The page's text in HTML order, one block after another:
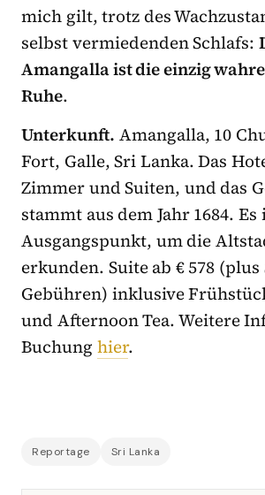
mich gilt, trotz des
selbst vermiedenden Schlafs:
Amangalla ist die einzig
Ruhe.
Unterkunft. Amangalla, 10
Fort, Galle, Sri Lanka. Das
Zimmer und Suiten, und das
stammt aus dem Jahr 1684.
Ausgangspunkt, um die
erkunden. Suite ab € 578
Gebühren) inklusive
und Afternoon Tea. Weitere
Buchung hier.
Reportage Sri Lanka